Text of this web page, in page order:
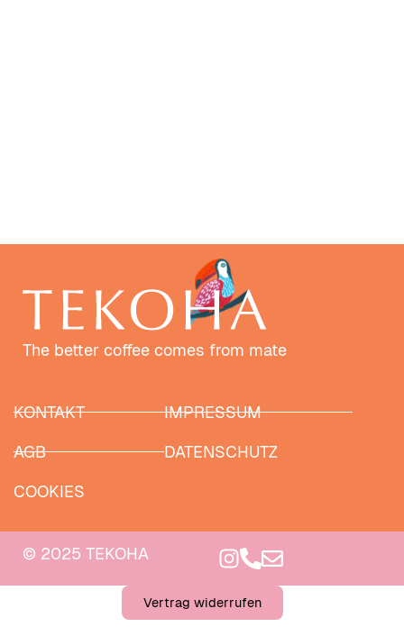
The better coffee comes from mate
KONTAKT
AGB
COOKIES
IMPRESSUM
DATENSCHUTZ
© 2025 TEKOHA
Vertrag widerrufen